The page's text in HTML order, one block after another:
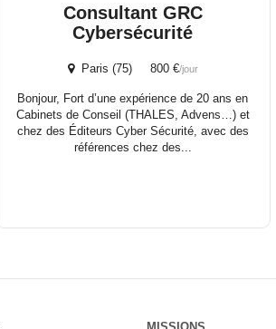
Consultant GRC
Cybersécurité
Paris (75) 800 €/jour
Bonjour, Fort d’une expérience de 20 ans en
Cabinets de Conseil (THALES, Advens…) et
chez des Éditeurs Cyber Sécurité, avec des
références chez des...